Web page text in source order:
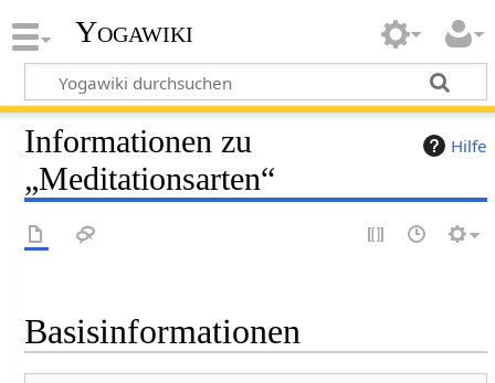
Yogawiki
Hilfe
Informationen zu
„Meditationsarten“
Basisinformationen